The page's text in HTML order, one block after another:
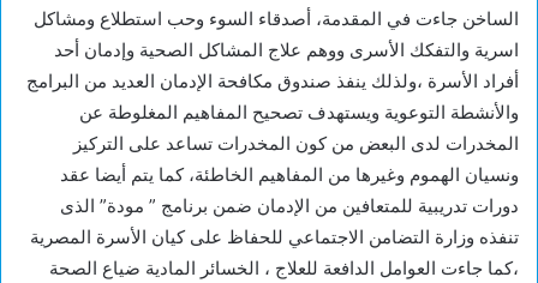
الساخن جاءت في المقدمة، أصدقاء السوء وحب استطلاع ومشاكل
اسرية والتفكك الأسرى ووهم علاج المشاكل الصحية وإدمان أحد
أفراد الأسرة ،ولذلك ينفذ صندوق مكافحة الإدمان العديد من البرامج
والأنشطة التوعوية ويستهدف تصحيح المفاهيم المغلوطة عن
المخدرات لدى البعض من كون المخدرات تساعد على التركيز
ونسيان الهموم وغيرها من المفاهيم الخاطئة، كما يتم أيضا عقد
دورات تدريبية للمتعافين من الإدمان ضمن برنامج ” مودة” الذى
تنفذه وزارة التضامن الاجتماعي للحفاظ على كيان الأسرة المصرية
،كما جاءت العوامل الدافعة للعلاج ، الخسائر المادية ضياع الصحة